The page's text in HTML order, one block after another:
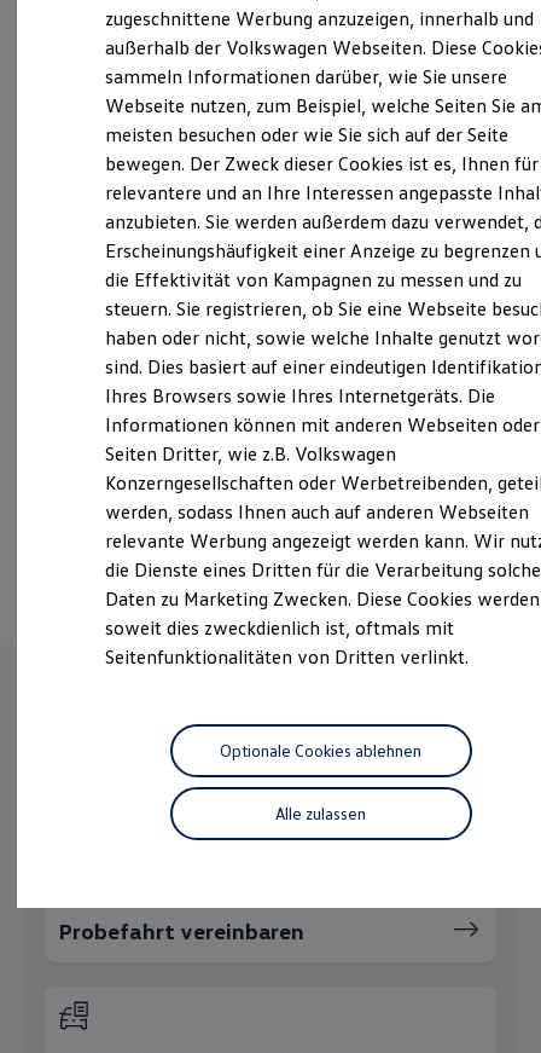
Reichweite
Reichweite der ID. Modelle
Reichweite im Winter
Laden
Laden unterwegs
Laden Zuhause
Ladestationen finden
Ladezeitensimulator
Batterie
Sicherheit
Garantie und Lebensdauer
Nachhaltigkeit
Technologie
Kosten und Kauf
Verbrauchskosten
Kaufoptionen
E-Auto-Förderung
Software und Konnektivität
ID. Software Versionen und Updates
Digitale Extras
Schnittstellen zu Ihrem ID.
Hybridautos
Marke und Erlebnis
Volkswagen R und R Experience
R-Modelle
Driving Experience
Volkswagen entdecken
Lifestyle Shop
T-Roc Kollektion
Golf Kollektion
ID. Kollektion
Volkswagen Kollektion
R-Kollektion
#wedriveproud
Besitzer und Service
Verantwortlich für die Inhalte auf dieser Seite ist die Autohaus
Heuberger GmbH (Impressum & Rechtliches)
Hiebelerstraße 65, 87629 Füssen
fuessen@autohaus-heuberger.de
+49 8362 91920
Montag-Donnerstag 07:15 -18:00 Uhr
Freitag
07:15-17:00 Uhr
Samstag
08:00 - 12:30
Uhr
Sonntag
Geschlossen
Ansprechpartner
Wie können wir
Ihnen weiterhelfen?
Probefahrt vereinbaren
zugeschnittene Werbung anzuzeigen, innerhalb und
außerhalb der Volkswagen Webseiten. Diese
sammeln Informationen darüber, wie Sie unsere
Webseite nutzen, zum Beispiel, welche Seiten Sie
meisten besuchen oder wie Sie sich auf der Seite
bewegen. Der Zweck dieser Cookies ist es, Ihnen für
relevantere und an Ihre Interessen angepasste
anzubieten. Sie werden außerdem dazu verwendet,
Erscheinungshäufigkeit einer Anzeige zu begrenzen
die Effektivität von Kampagnen zu messen und zu
steuern. Sie registrieren, ob Sie eine Webseite
haben oder nicht, sowie welche Inhalte genutzt
sind. Dies basiert auf einer eindeutigen
Ihres Browsers sowie Ihres Internetgeräts. Die
Informationen können mit anderen Webseiten oder
Seiten Dritter, wie z.B. Volkswagen
Konzerngesellschaften oder Werbetreibenden,
werden, sodass Ihnen auch auf anderen Webseiten
relevante Werbung angezeigt werden kann. Wir
die Dienste eines Dritten für die Verarbeitung
Daten zu Marketing Zwecken. Diese Cookies
soweit dies zweckdienlich ist, oftmals mit
Seitenfunktionalitäten von Dritten verlinkt.
Alle zulassen
Optionale Cookies ablehnen